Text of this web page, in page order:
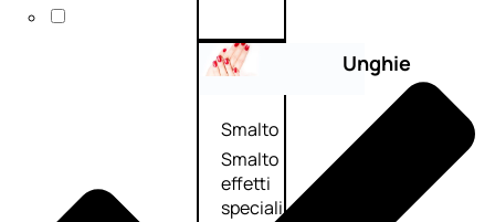
Unghie
Smalto
Smalto
effetti
speciali